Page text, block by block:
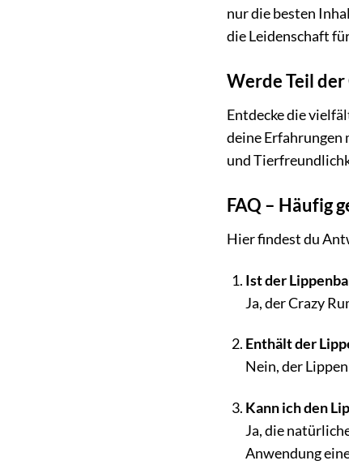
nur die besten
die Leidenschaft
Werde Teil
Entdecke die
deine
und
FAQ – Häufig
Hier findest du
Ist der
Ja, der Crazy
Enthält der
Nein, der
Kann ich den
Ja, die
Anwendung